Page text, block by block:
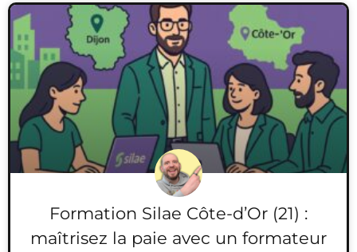
Formation Silae Côte-d’Or (21) :
maîtrisez la paie avec un formateur